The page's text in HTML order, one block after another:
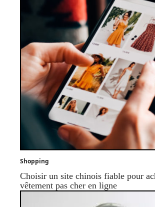
Shopping
Choisir un site chinois fiable pour
vêtement pas cher en ligne